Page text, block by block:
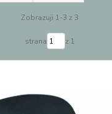
Zobrazuji 1-3 z 3
strana z 1